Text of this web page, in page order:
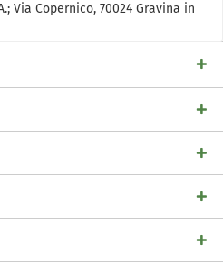
Via Copernico, 70024 Gravina in